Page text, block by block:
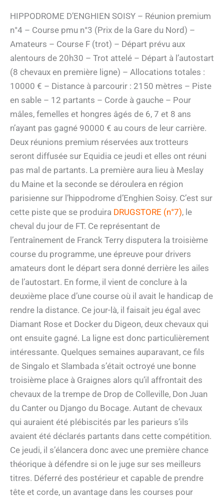
HIPPODROME D’ENGHIEN SOISY – Réunion premium
n°4 – Course pmu n°3 (Prix de la Gare du Nord) –
Amateurs – Course F (trot) – Départ prévu aux
alentours de 20h30 – Trot attelé – Départ à l’autostart
(8 chevaux en première ligne) – Allocations totales :
10000 € – Distance à parcourir : 2150 mètres – Piste
en sable – 12 partants – Corde à gauche – Pour
mâles, femelles et hongres âgés de 6, 7 et 8 ans
n’ayant pas gagné 90000 € au cours de leur carrière.
Deux réunions premium réservées aux trotteurs
seront diffusée sur Equidia ce jeudi et elles ont réuni
pas mal de partants. La première aura lieu à Meslay
du Maine et la seconde se déroulera en région
parisienne sur l’hippodrome d’Enghien Soisy. C’est sur
cette piste que se produira DRUGSTORE (n°7), le
cheval du jour de FT. Ce représentant de
l’entraînement de Franck Terry disputera la troisième
course du programme, une épreuve pour drivers
amateurs dont le départ sera donné derrière les ailes
de l’autostart. En forme, il vient de conclure à la
deuxième place d’une course où il avait le handicap de
rendre la distance. Ce jour-là, il faisait jeu égal avec
Diamant Rose et Docker du Digeon, deux chevaux qui
ont ensuite gagné. La ligne est donc particulièrement
intéressante. Quelques semaines auparavant, ce fils
de Singalo et Slambada s’était octroyé une bonne
troisième place à Graignes alors qu’il affrontait des
chevaux de la trempe de Drop de Colleville, Don Juan
du Canter ou Django du Bocage. Autant de chevaux
qui auraient été plébiscités par les parieurs s’ils
avaient été déclarés partants dans cette compétition.
Ce jeudi, il s’élancera donc avec une première chance
théorique à défendre si on le juge sur ses meilleurs
titres. Déferré des postérieur et capable de prendre
tête et corde, un avantage dans les courses pour